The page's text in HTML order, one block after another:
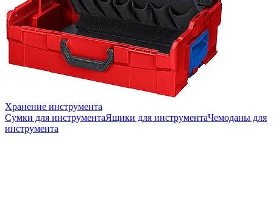
Хранение инструмента
Сумки для инструментаЯщики для инструментаЧемоданы для
инструмента